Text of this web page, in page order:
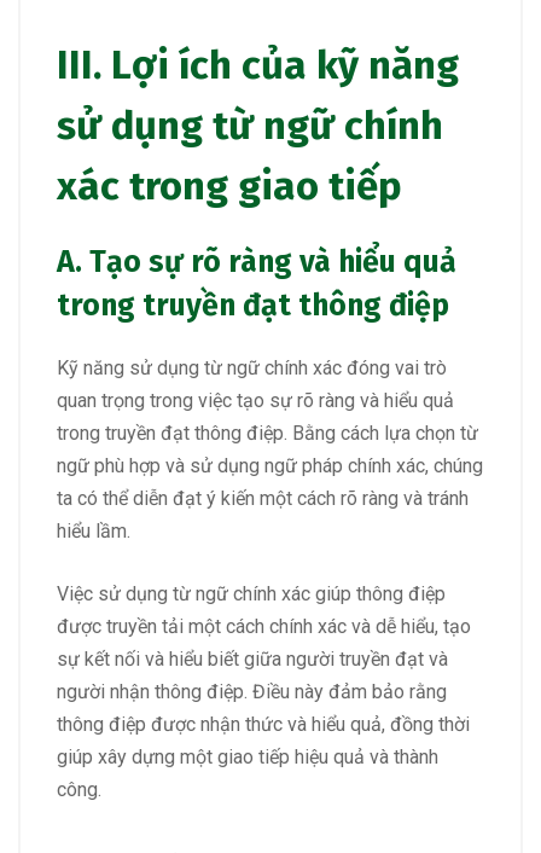
III. Lợi ích của kỹ năng
sử dụng từ ngữ chính
xác trong giao tiếp
A. Tạo sự rõ ràng và hiểu quả
trong truyền đạt thông điệp
Kỹ năng sử dụng từ ngữ chính xác đóng vai trò
quan trọng trong việc tạo sự rõ ràng và hiểu quả
trong truyền đạt thông điệp. Bằng cách lựa chọn từ
ngữ phù hợp và sử dụng ngữ pháp chính xác, chúng
ta có thể diễn đạt ý kiến một cách rõ ràng và tránh
hiểu lầm.
Việc sử dụng từ ngữ chính xác giúp thông điệp
được truyền tải một cách chính xác và dễ hiểu, tạo
sự kết nối và hiểu biết giữa người truyền đạt và
người nhận thông điệp. Điều này đảm bảo rằng
thông điệp được nhận thức và hiểu quả, đồng thời
giúp xây dựng một giao tiếp hiệu quả và thành
công.